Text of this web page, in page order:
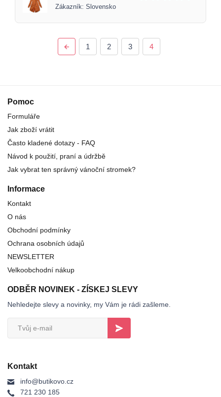
Zákazník: Slovensko
1 2 3 4
Pomoc
Formuláře
Jak zboží vrátit
Často kladené dotazy - FAQ
Návod k použití, praní a údržbě
Jak vybrat ten správný vánoční stromek?
Informace
Kontakt
O nás
Obchodní podmínky
Ochrana osobních údajů
NEWSLETTER
Velkoobchodní nákup
ODBĚR NOVINEK - ZÍSKEJ SLEVY
Nehledejte slevy a novinky, my Vám je rádi zašleme.
Kontakt
info@butikovo.cz
721 230 185